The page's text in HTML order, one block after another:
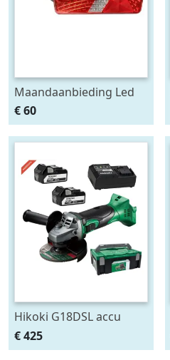
Maandaanbieding Led
achterlicht 12-24V links
m. breedtelamp
€ 60
Hikoki G18DSL accu
haakse slijper (2x5Ah +
HSCII)
€ 425